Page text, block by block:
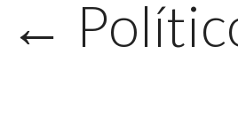
←